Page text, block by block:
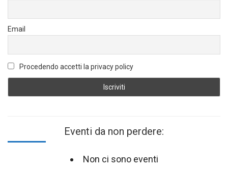
Email
Procedendo accetti la privacy policy
Eventi da non perdere:
Non ci sono eventi